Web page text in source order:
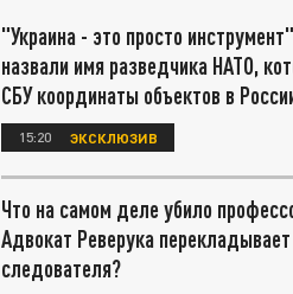
"Украина - это просто
назвали имя разведчика НАТО,
СБУ координаты объектов в
15:20 ЭКСКЛЮЗИВ
Что на самом деле убило
Адвокат Реверука
следователя?